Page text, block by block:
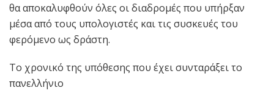
θα αποκαλυφθούν όλες οι διαδρομές που υπήρξαν
μέσα από τους υπολογιστές και τις συσκευές του
φερόμενο ως δράστη.
Το χρονικό της υπόθεσης που έχει συνταράξει το
πανελλήνιο